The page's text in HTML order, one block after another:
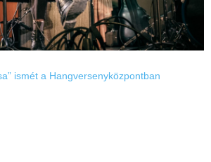
ismét a Hangversenyközpontban